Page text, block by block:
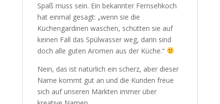
Spaß muss sein. Ein bekannter Fernsehkoch
hat einmal gesagt: „wenn sie die
Küchengardinen waschen, schütten sie auf
keinen Fall das Spülwasser weg, darin sind
doch alle guten Aromen aus der Küche.“
Nein, das ist natürlich ein scherz, aber dieser
Name kommt gut an und die Kunden freue
sich auf unseren Märkten immer über